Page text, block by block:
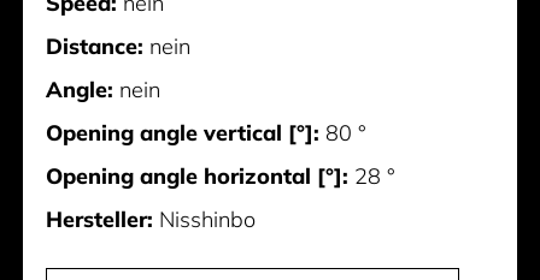
Distance: nein
Angle: nein
Opening angle vertical [°]: 80 °
Opening angle horizontal [°]: 28 °
Hersteller: Nisshinbo